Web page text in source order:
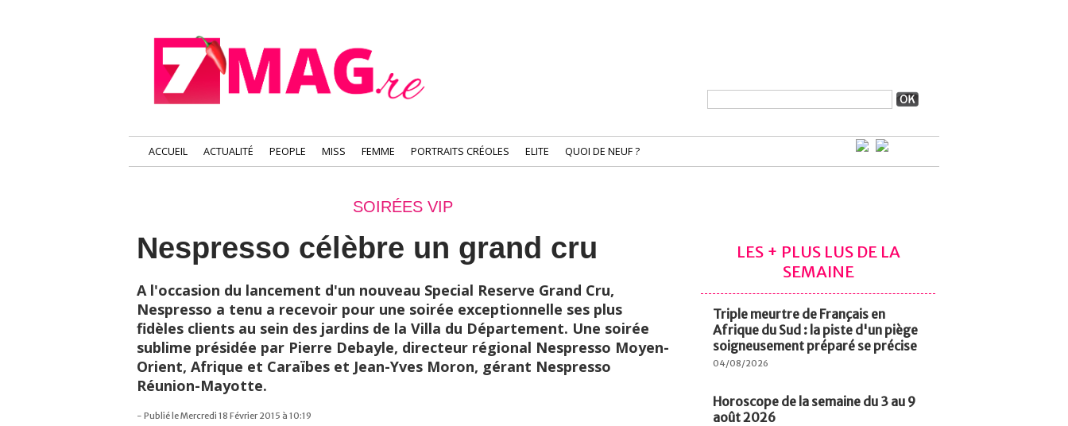
ACCUEIL ACTUALITÉ PEOPLE MISS FEMME PORTRAITS CRÉOLES ELITE QUOI DE NEUF ?
SOIRÉES VIP
Nespresso célèbre un grand cru
A l'occasion du lancement d'un nouveau Special Reserve Grand Cru,
Nespresso a tenu a recevoir pour une soirée exceptionnelle ses plus
fidèles clients au sein des jardins de la Villa du Département. Une soirée
sublime présidée par Pierre Debayle, directeur régional Nespresso Moyen-
Orient, Afrique et Caraïbes et Jean-Yves Moron, gérant Nespresso
Réunion-Mayotte.
- Publié le Mercredi 18 Février 2015 à 10:19
LES + PLUS LUS DE LA
SEMAINE
Triple meurtre de Français en
Afrique du Sud : la piste d'un piège
soigneusement préparé se précise
04/08/2026
Horoscope de la semaine du 3 au 9
août 2026